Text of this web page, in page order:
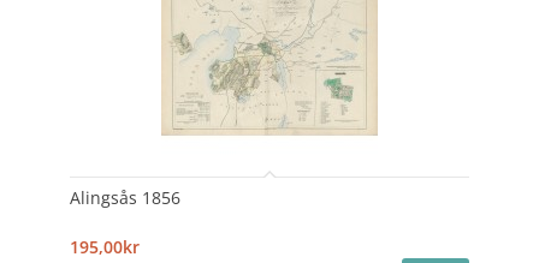
Alingsås 1856
195,00kr